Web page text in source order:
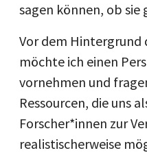
sagen können, ob
Vor dem Hintergrund
möchte ich einen
vornehmen und
Ressourcen, die uns
Forscher*innen zur
realistischerweise